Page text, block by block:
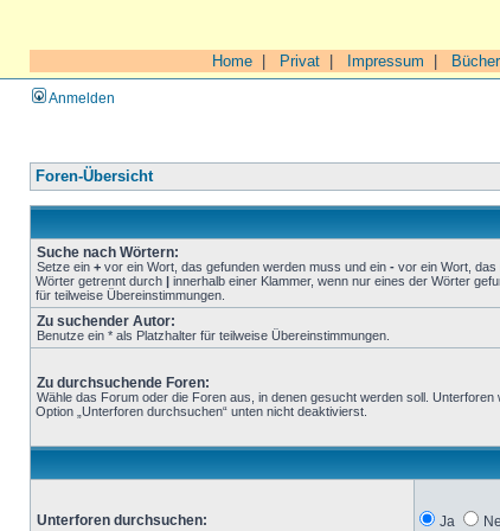
Home Privat Impressum Bücher
Anmelden
Foren-Übersicht
Suche nach Wörtern:
Setze ein + vor ein Wort, das gefunden werden muss und ein - vor ein Wort, das
Wörter getrennt durch | innerhalb einer Klammer, wenn nur eines der Wörter
für teilweise Übereinstimmungen.
Zu suchender Autor:
Benutze ein * als Platzhalter für teilweise Übereinstimmungen.
Zu durchsuchende Foren:
Wähle das Forum oder die Foren aus, in denen gesucht werden soll.
Option „Unterforen durchsuchen“ unten nicht deaktivierst.
Unterforen durchsuchen: Ja